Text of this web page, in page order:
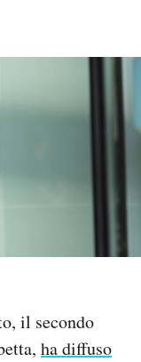
il secondo
ha diffuso